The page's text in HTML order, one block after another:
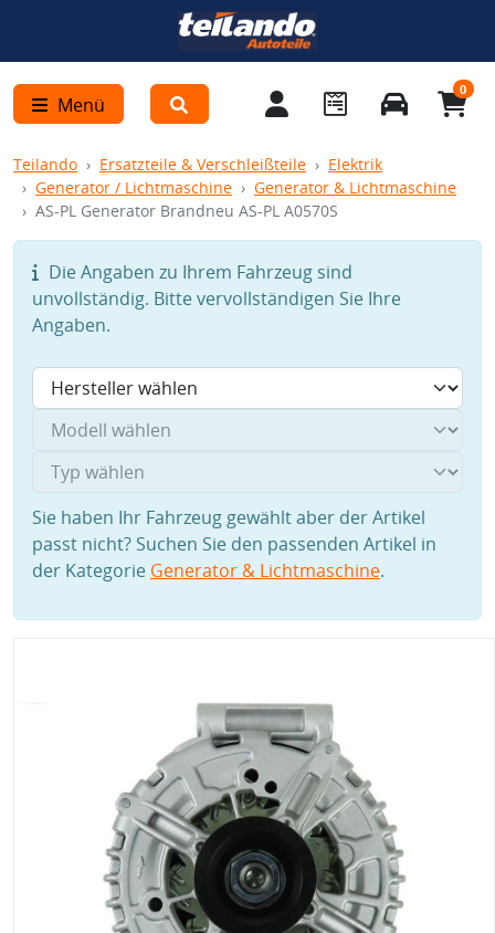
Menü
0
Teilando Ersatzteile & Verschleißteile
Elektrik
Generator / Lichtmaschine
Generator & Lichtmaschine
AS-PL Generator Brandneu AS-PL A0570S
Die Angaben zu Ihrem Fahrzeug sind
unvollständig. Bitte vervollständigen Sie Ihre
Angaben.
Sie haben Ihr Fahrzeug gewählt aber der Artikel
passt nicht? Suchen Sie den passenden Artikel in
der Kategorie Generator & Lichtmaschine.